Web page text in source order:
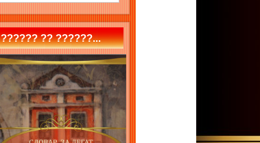
?????? ?? ??????...